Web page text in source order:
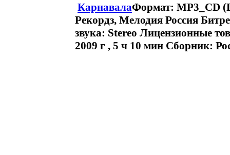
КарнавалаФормат: MP3_CD
Рекордз, Мелодия Россия
звука: Stereo Лицензионные
2009 г , 5 ч 10 мин Сборник: